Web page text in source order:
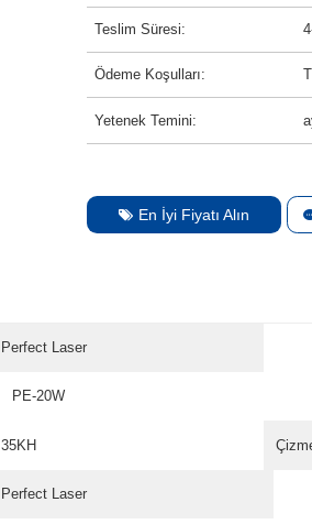
Teslim Süresi:
Ödeme Koşulları:
Yetenek Temini:
En İyi Fiyatı Alın
Perfect Laser
PE-20W
35KH
Perfect Laser